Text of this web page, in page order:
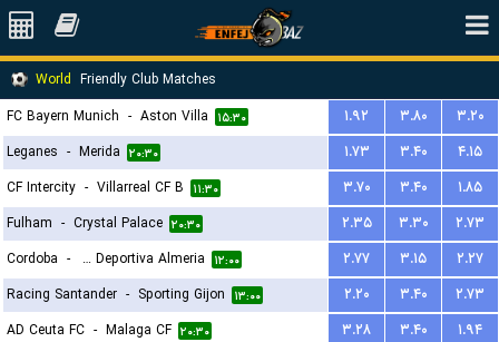
World Friendly Club Matches
FC Bayern Munich - Aston Villa ۱۵:۳۰ ۱.۹۲ ۳.۸۰
۳.۲۰
Leganes - Merida ۲۰:۳۰ ۱.۷۳ ۳.۴۰
۴.۱۵
CF Intercity - Villarreal CF B ۱۱:۳۰ ۳.۷۰ ۳.۴۰
۱.۸۵
Fulham - Crystal Palace ۲۰:۳۰ ۲.۳۵ ۳.۳۰
۲.۷۳
Cordoba - Union Deportiva Almeria ۱۲:۰۰ ۲.۷۷ ۳.۱۵
۲.۲۷
Racing Santander - Sporting Gijon ۱۳:۰۰ ۲.۲۰ ۳.۴۰
۲.۷۳
AD Ceuta FC - Malaga CF ۲۰:۳۰ ۳.۲۸ ۳.۴۰
۱.۹۴